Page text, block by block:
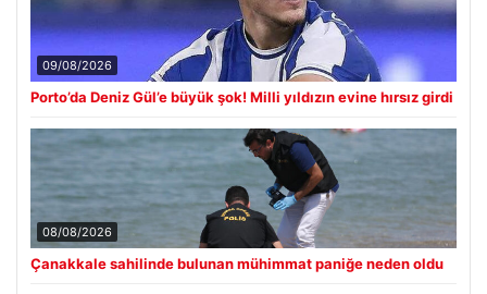
09/08/2026
Porto’da Deniz Gül’e büyük şok! Milli yıldızın evine hırsız girdi
08/08/2026
Çanakkale sahilinde bulunan mühimmat paniğe neden oldu